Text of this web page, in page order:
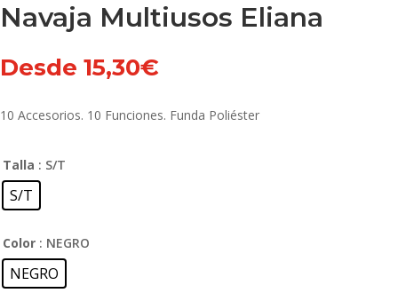
Navaja Multiusos Eliana
Desde 15,30€
10 Accesorios. 10 Funciones. Funda Poliéster
Talla : S/T
S/T
Color : NEGRO
NEGRO